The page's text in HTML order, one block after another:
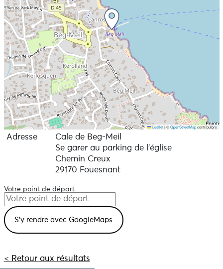
Leaflet |©OpenStreetMapcontributors
Adresse
Cale de Beg-Meil
Se garer au parking de l'église
Chemin Creux
29170 Fouesnant
Votre point de départ
< Retour aux résultats